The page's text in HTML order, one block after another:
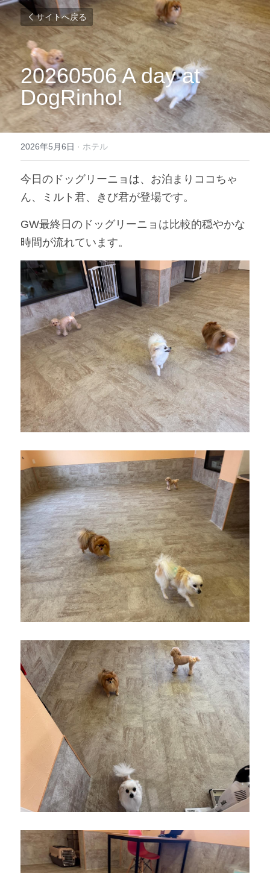
サイトへ戻る
20260506 A day at
DogRinho!
2026年5月6日 · ホテル
今日のドッグリーニョは、お泊まりココちゃ
ん、ミルト君、きび君が登場です。
GW最終日のドッグリーニョは比較的穏やかな
時間が流れています。